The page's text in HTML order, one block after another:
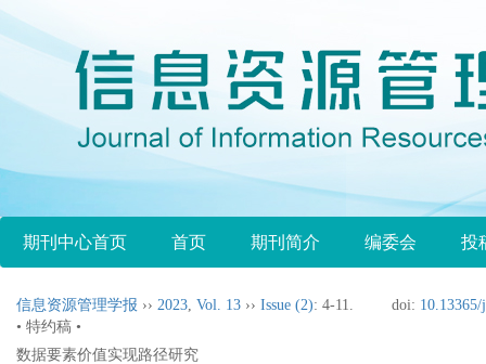
期刊中心首页 首页 期刊简介 编委会 投
信息资源管理学报 ›› 2023, Vol. 13 ›› Issue (2): 4-11. doi:
• 特约稿 •
数据要素价值实现路径研究